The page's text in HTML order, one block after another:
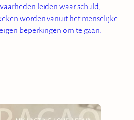
leiden waar schuld,
worden vanuit het menselijke
beperkingen om te gaan.